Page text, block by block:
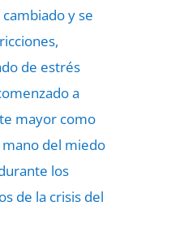
y se
de estrés
a
mayor como
mano del miedo
los
de la crisis del